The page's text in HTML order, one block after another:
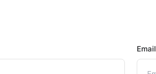
Email